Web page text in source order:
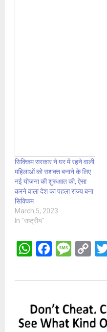
सिक्किम सरकार ने घर में रहने वाली
महिलाओं को सशक्त बनाने के लिए
नई योजना की शुरुआत की, ऐसा
करने वाला देश का पहला राज्य बना
सिक्किम
March 5, 2023
In "राष्ट्रीय"
W
at
A
p
F
ce
o
o
M
s
g
e
C
py
n
k